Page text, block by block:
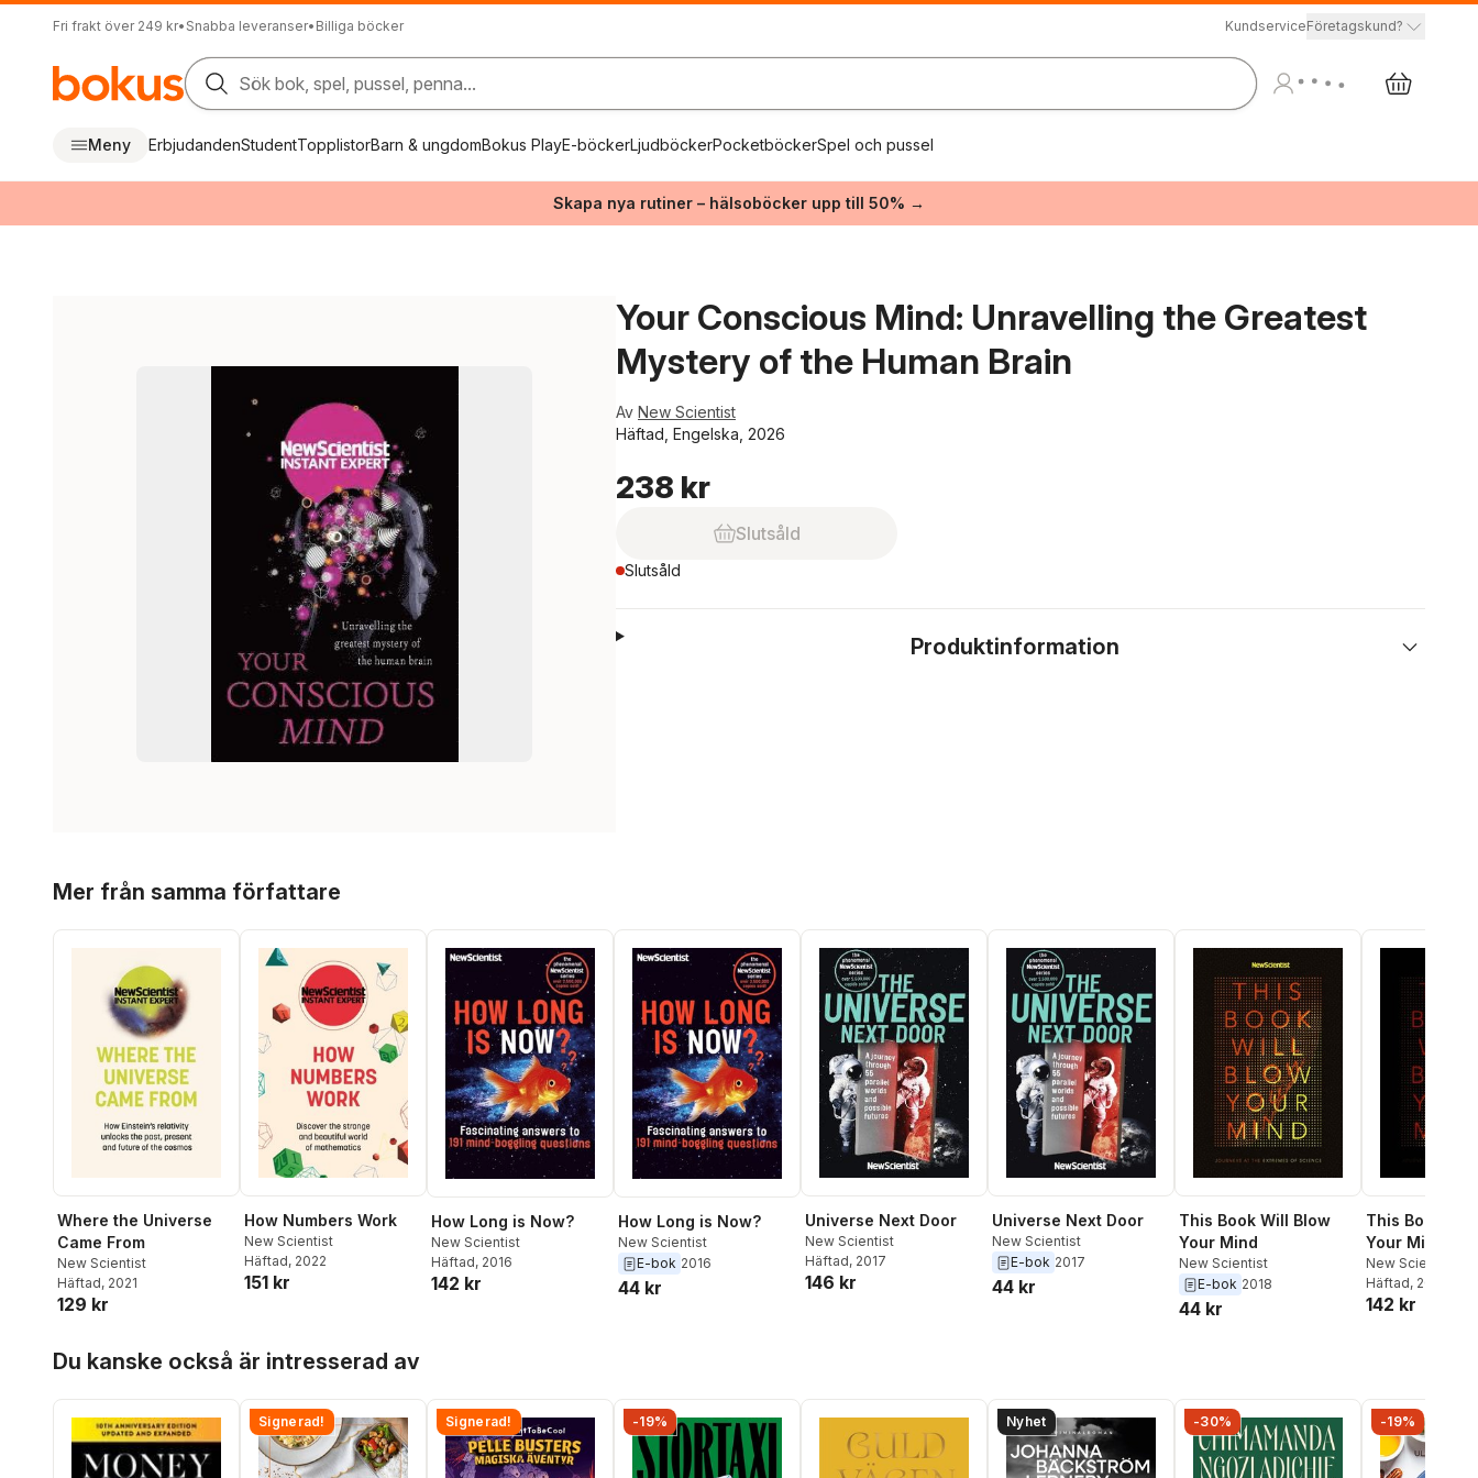
Fri frakt över 249 kr• Snabba leveranser• Billiga böcker KundserviceFöretagskund?
Sök bok, spel, pussel, penna...
Meny ErbjudandenStudentTopplistorBarn & ungdomBokus PlayE-böckerLjudböckerPocketböckerSpel och pussel
Skapa nya rutiner – hälsoböcker upp till 50% →
Your Conscious Mind: Unravelling the Greatest
Mystery of the Human Brain
Av New Scientist
Häftad, Engelska, 2026
238 kr
Slutsåld
Slutsåld
Produktinformation
Mer från samma författare
Where the Universe
Came From
New Scientist
Häftad, 2021
129 kr
How Numbers Work
New Scientist
Häftad, 2022
151 kr
How Long is Now?
New Scientist
Häftad, 2016
142 kr
How Long is Now?
New Scientist
E-bok 2016
44 kr
Universe Next Door
New Scientist
Häftad, 2017
146 kr
Universe Next Door
New Scientist
E-bok 2017
44 kr
This Book Will Blow
Your Mind
New Scientist
E-bok 2018
44 kr
This Book
Your Mind
New Scientist
Häftad, 2018
142 kr
Du kanske också är intresserad av
Signerad! Signerad! -19% Nyhet -30% -19%